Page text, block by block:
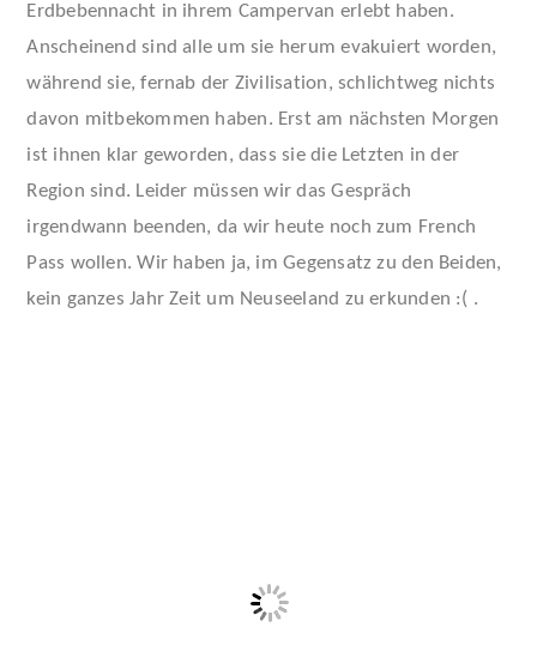
Erdbebennacht in ihrem Campervan erlebt haben.
Anscheinend sind alle um sie herum evakuiert worden,
während sie, fernab der Zivilisation, schlichtweg nichts
davon mitbekommen haben. Erst am nächsten Morgen
ist ihnen klar geworden, dass sie die Letzten in der
Region sind. Leider müssen wir das Gespräch
irgendwann beenden, da wir heute noch zum French
Pass wollen. Wir haben ja, im Gegensatz zu den Beiden,
kein ganzes Jahr Zeit um Neuseeland zu erkunden :( .